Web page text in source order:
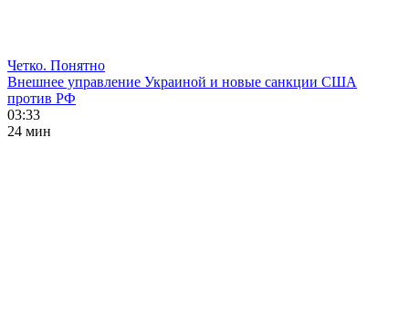
Четко. Понятно
Внешнее управление Украиной и новые санкции США
против РФ
03:33
24 мин